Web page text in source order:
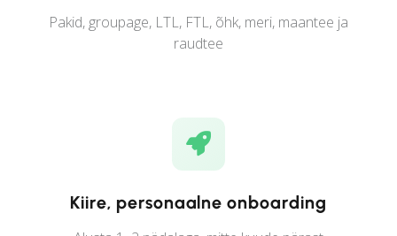
Pakid, groupage, LTL, FTL, õhk, meri, maantee ja
raudtee
Kiire, personaalne onboarding